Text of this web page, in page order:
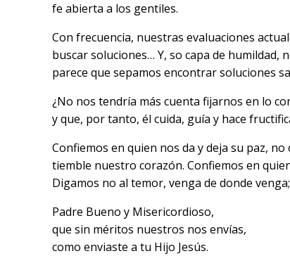
fe abierta a los gentiles.
Con frecuencia, nuestras evaluaciones
buscar soluciones… Y, so capa de humildad,
parece que sepamos encontrar soluciones
¿No nos tendría más cuenta fijarnos en lo
y que, por tanto, él cuida, guía y hace
Confiemos en quien nos da y deja su paz,
tiemble nuestro corazón. Confiemos en
Digamos no al temor, venga de donde
Padre Bueno y Misericordioso,
que sin méritos nuestros nos envías,
como enviaste a tu Hijo Jesús.